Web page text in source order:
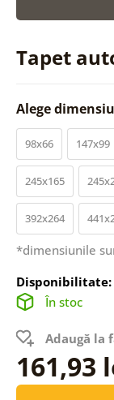
Tapet
Alege
98x66 147x99
245x165
392x264
*dimensiunile
Disponibilitate:
În stoc
Adaugă la
161,93